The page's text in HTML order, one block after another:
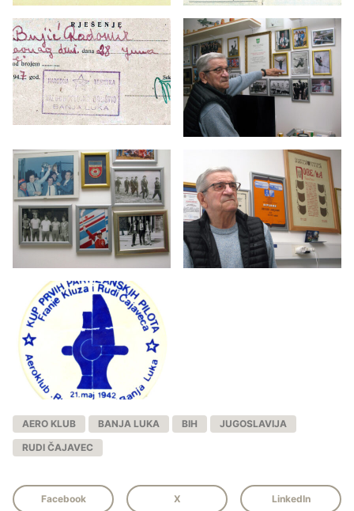
AERO KLUB BANJA LUKA BIH
JUGOSLAVIJA
RUDI ČAJAVEC
Facebook X LinkedIn